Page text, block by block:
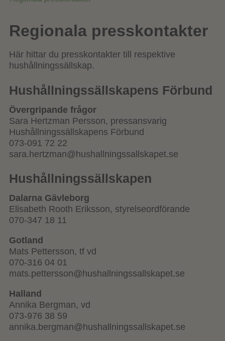
Regionala presskontakter
Här hittar du presskontakter till respektive
hushållningssällskap.
Hushållningssällskapens Förbund
Övergripande frågor
Sara Hertzman Persson, pressansvarig
Hushållningssällskapens Förbund
073-091 72 22
sara.hertzman@hushallningssallskapet.se
Hushållningssällskapen
Dalarna Gävleborg
Elisabeth Rooth Eriksson, styrelseordförande
070-347 18 11
Gotland
Mats Pettersson, tf vd
070-316 04 01
mats.pettersson@hushallningssallskapet.se
Halland
Annika Bergman, vd
073-976 38 59
annika.bergman@hushallningssallskapet.se